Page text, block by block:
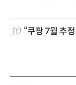
10 “쿠팡 7월 추